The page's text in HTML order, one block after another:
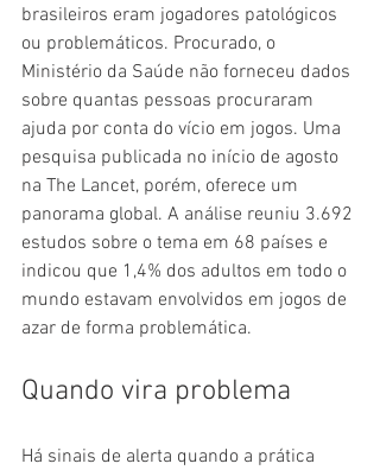
brasileiros eram jogadores patológicos
ou problemáticos. Procurado, o
Ministério da Saúde não forneceu dados
sobre quantas pessoas procuraram
ajuda por conta do vício em jogos. Uma
pesquisa publicada no início de agosto
na The Lancet, porém, oferece um
panorama global. A análise reuniu 3.692
estudos sobre o tema em 68 países e
indicou que 1,4% dos adultos em todo o
mundo estavam envolvidos em jogos de
azar de forma problemática.
Quando vira problema
Há sinais de alerta quando a prática